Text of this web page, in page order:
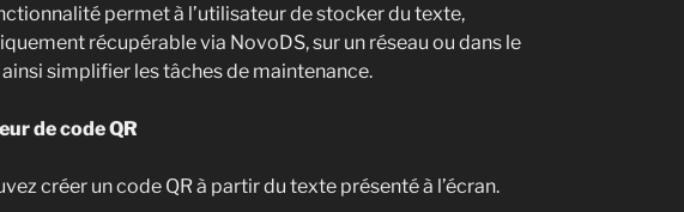
permet à l’utilisateur de stocker du texte,
récupérable via NovoDS, sur un réseau ou dans le
simplifier les tâches de maintenance.
de code QR
créer un code QR à partir du texte présenté à l’écran.